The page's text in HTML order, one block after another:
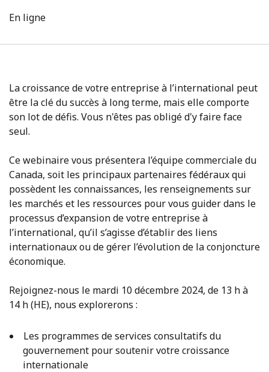
En ligne
La croissance de votre entreprise à l’international peut
être la clé du succès à long terme, mais elle comporte
son lot de défis. Vous n'êtes pas obligé d'y faire face
seul.
Ce webinaire vous présentera l’équipe commerciale du
Canada, soit les principaux partenaires fédéraux qui
possèdent les connaissances, les renseignements sur
les marchés et les ressources pour vous guider dans le
processus d’expansion de votre entreprise à
l’international, qu’il s’agisse d’établir des liens
internationaux ou de gérer l’évolution de la conjoncture
économique.
Rejoignez-nous le mardi 10 décembre 2024, de 13 h à
14 h (HE), nous explorerons :
Les programmes de services consultatifs du
gouvernement pour soutenir votre croissance
internationale